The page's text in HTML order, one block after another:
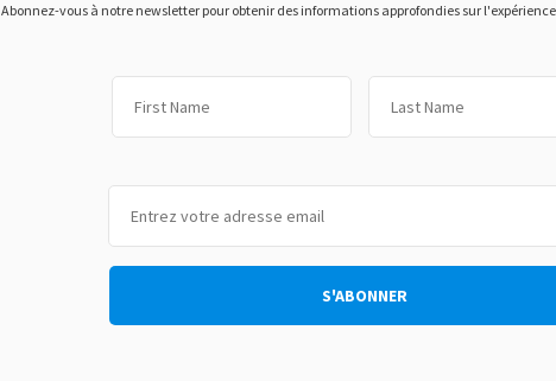
Abonnez-vous à notre newsletter pour obtenir des informations approfondies sur
Prénom